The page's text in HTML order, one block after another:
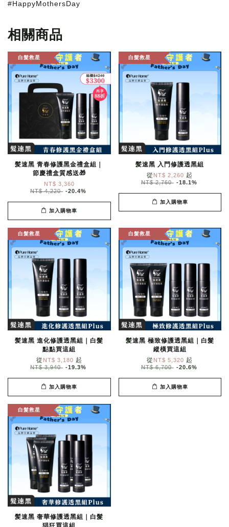
#HappyMothersDay
相關商品
白髮救星
髪速黑 青春修護黑金禮盒組｜
節慶禮盒質感送🎁
NT$ 3,360
NT$ 4,220 -20.4%
加入購物車
白髮救星
髪速黑 入門修護透黑組
從 NT$ 2,260 起
NT$ 2,760 -18.1%
加入購物車
白髮救星
髪速黑 進化修護透黑組｜白髮
點點買這組
從 NT$ 3,180 起
NT$ 3,940 -19.3%
加入購物車
白髮救星
髪速黑 極致修護透黑組｜白髮
縱橫買這組
從 NT$ 5,320 起
NT$ 6,700 -20.6%
加入購物車
白髮救星
髪速黑 奢華修護透黑組｜白髮
猖狂買這組